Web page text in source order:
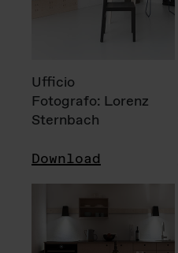
Ufficio
Fotografo: Lorenz
Sternbach
Download